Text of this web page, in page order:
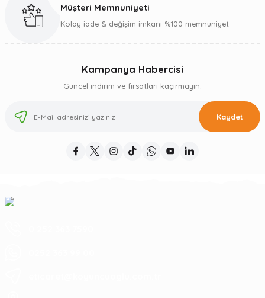
Müşteri Memnuniyeti
Kolay iade & değişim imkanı %100 memnuniyet
Kampanya Habercisi
Güncel indirim ve fırsatları kaçırmayın.
Kaydet